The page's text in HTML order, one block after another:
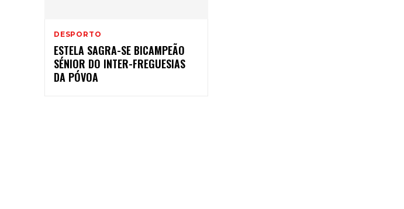
DESPORTO
ESTELA SAGRA-SE BICAMPEÃO
SÉNIOR DO INTER-FREGUESIAS
DA PÓVOA